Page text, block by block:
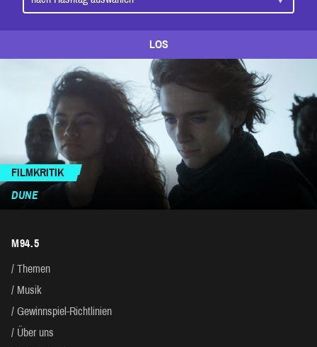
LOS
FILMKRITIK
DUNE
M94.5
Themen
Musik
Gewinnspiel-Richtlinien
Über uns